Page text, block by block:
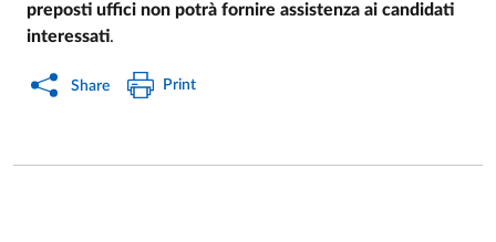
preposti uffici non potrà fornire assistenza ai candidati
interessati.
Share Print